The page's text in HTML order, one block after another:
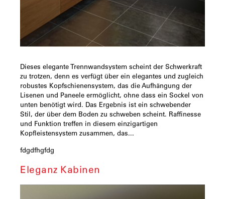
Dieses elegante Trennwandsystem scheint der Schwerkraft
zu trotzen, denn es verfügt über ein elegantes und zugleich
robustes Kopfschienensystem, das die Aufhängung der
Lisenen und Paneele ermöglicht, ohne dass ein Sockel von
unten benötigt wird. Das Ergebnis ist ein schwebender
Stil, der über dem Boden zu schweben scheint. Raffinesse
und Funktion treffen in diesem einzigartigen
Kopfleistensystem zusammen, das...
fdgdfhgfdg
Eleganz Kabinen